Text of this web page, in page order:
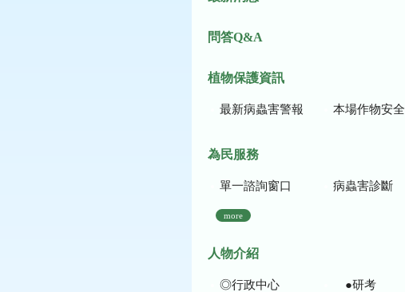
問答Q&A
植物保護資訊
最新病蟲害警報 本場作物安全用藥資訊
為民服務
單一諮詢窗口 病蟲害診斷
more
人物介紹
◎行政中心 ●研考